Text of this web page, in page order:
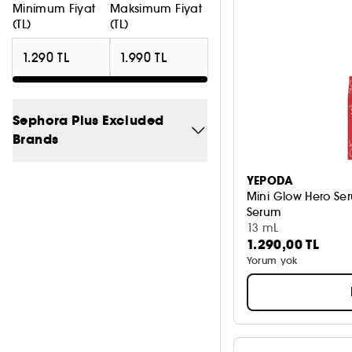
Minimum Fiyat
(TL)
Maksimum Fiyat
(TL)
Sephora Plus Excluded
Brands
YEPODA
Mini Glow Hero
Serum
13 mL
1.290,00 TL
Yorum yok